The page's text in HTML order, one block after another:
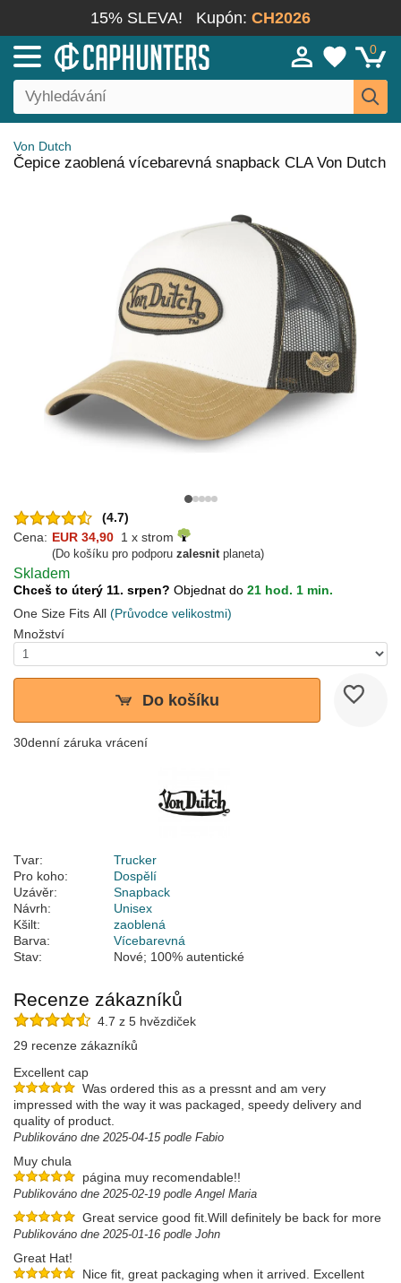
15% SLEVA! Kupón: CH2026
0
Von Dutch
Čepice zaoblená vícebarevná snapback CLA Von Dutch
(4.7)
Cena: EUR 34,90 1 x strom
(Do košíku pro podporu zalesnitplaneta)
Skladem
Chceš to úterý 11. srpen? Objednat do 21 hod. 1 min.
One Size Fits All (Průvodce velikostmi)
Množství
Do košíku
30denní záruka vrácení
Tvar:
Trucker
Pro koho:
Dospělí
Uzávěr:
Snapback
Návrh:
Unisex
Kšilt:
zaoblená
Barva:
Vícebarevná
Stav:
Nové; 100% autentické
Recenze zákazníků
4.7 z 5 hvězdiček
29 recenze zákazníků
Excellent cap
Was ordered this as a pressnt and am very
impressed with the way it was packaged, speedy delivery and
quality of product.
Publikováno dne 2025-04-15 podle Fabio
Muy chula
página muy recomendable!!
Publikováno dne 2025-02-19 podle Angel Maria
Great service good fit.Will definitely be back for more
Publikováno dne 2025-01-16 podle John
Great Hat!
Nice fit, great packaging when it arrived. Excellent